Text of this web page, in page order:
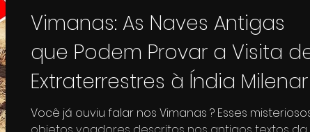
Vimanas: As Naves Antigas
que Podem Provar a Visita
Extraterrestres à Índia Milenar
Você já ouviu falar nos Vimanas ? Esses